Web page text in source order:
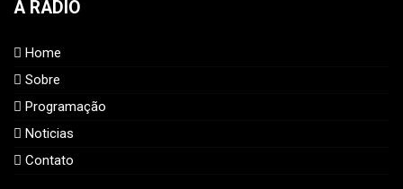
A RÁDIO
Home
Sobre
Programação
Noticias
Contato